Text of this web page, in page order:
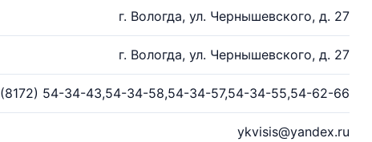
г. Вологда, ул. Чернышевского, д. 27
г. Вологда, ул. Чернышевского, д. 27
(8172) 54-34-43,54-34-58,54-34-57,54-34-55,54-62-66
ykvisis@yandex.ru